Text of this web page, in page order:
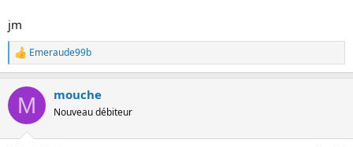
jm
R
e
c
i
Emeraude99b
M mouche
Nouveau débiteur